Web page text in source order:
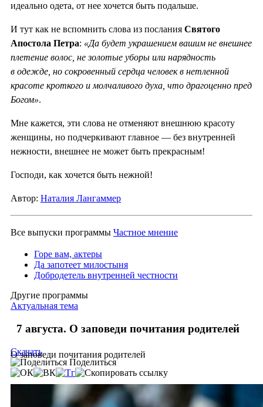
идеально одета, от нее хочется быть подальше.
И тут как не вспомнить слова из послания Святого
Апостола Петра: «Да будет украшением вашим не внешнее
плетение волос, не золотые уборы или нарядность
в одежде, но сокровенный сердца человек в нетленной
красоте кроткого имолчаливого духа, что драгоценно пред
Богом».
Мне кажется, эти слова не отменяют внешнюю красоту
женщины, но подчеркивают главное — без внутренней
нежности, внешнее не может быть прекрасным!
Господи, как хочется быть нежной!
Автор: Наталия Лангаммер
Все выпуски программы Частное мнение
Горе вам, актеры
Да запотеет милостыня
Добродетель внутренней честности
Другие программы
Актуальная тема
7 августа. О заповеди почитания родителей
О заповеди почитания родителей
Скачать
Поделиться